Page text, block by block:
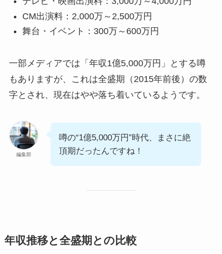
CM出演料：2,000万～2,500万円
舞台・イベント：300万～600万円
一部メディアでは「年収1億5,000万円」とする噂
もありますが、これは全盛期（2015年前後）の数
字とされ、現在はやや落ち着いているようです。
編集部
噂の“1億5,000万円”時代、まさに絶
頂期だったんですね！
年収推移と全盛期との比較